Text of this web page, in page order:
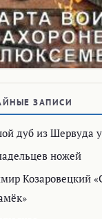
ЗАПИСИ
дуб из Шервуда
ножей
Козаровецкий